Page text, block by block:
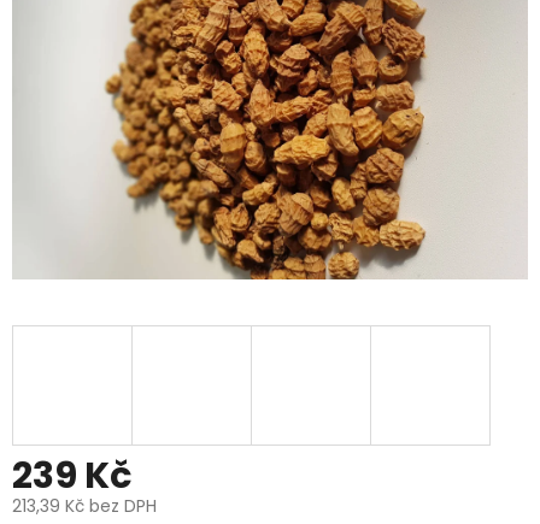
5
hvězdiček.
239 Kč
213,39 Kč bez DPH